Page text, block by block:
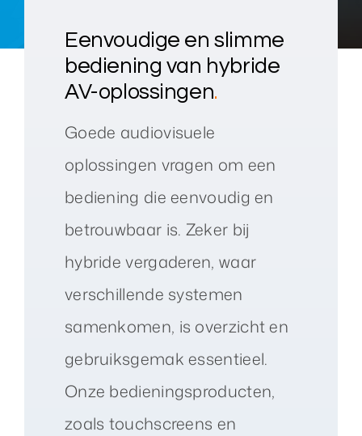
Eenvoudige en slimme
bediening van hybride
AV-oplossingen.
Goede audiovisuele
oplossingen vragen om een
bediening die eenvoudig en
betrouwbaar is. Zeker bij
hybride vergaderen, waar
verschillende systemen
samenkomen, is overzicht en
gebruiksgemak essentieel.
Onze bedieningsproducten,
zoals touchscreens en